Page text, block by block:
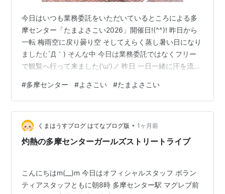
今日はいつも業務委託をいただいているところによる多
摩センター「たまよさこい2026」開催日!(^^)! 昨日から
一転 梅雨空に戻り曇り空 そしてえらく蒸し暑い日になり
ました(;´Д｀) そんな中 今日は業務委託ではなくフリー
で観覧へ行って来ました('ω')ノ 昨日 一日一緒に汗を流し
多摩センターの パルテノン大通り大階段近く ココリア十
字路 多摩センター駅前 ポケット広場 計4か所での分散開
催 とりあえずはココリア十字路へ そして開会式 フラフ
でスタート(*´ω｀*) そこで今日は午後から用事があるこ
とを思い出し(;´･ω･) 撤収…
#多摩センター #よさこい #たまよさこい
くまはうすブログ はてなブログ版 • 1ヶ月前
灼熱の多摩センターガールズストリートライブ